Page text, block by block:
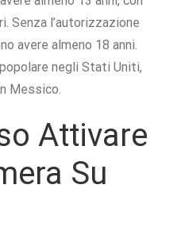
Senza l’autorizzazione
avere almeno 18 anni.
negli Stati Uniti,
Messico.
Attivare
Su